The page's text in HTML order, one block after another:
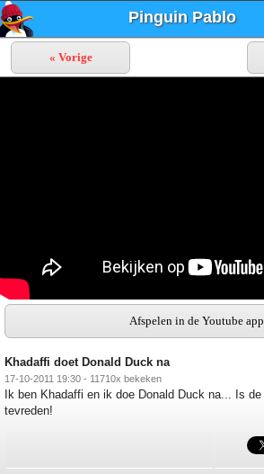
Pinguin Pablo
« Vorige
Afspelen in de Youtube
Khadaffi doet Donald Duck na
17-10-2011 19:30 - 11710x bekeken
Ik ben Khadaffi en ik doe Donald Duck na... Is
tevreden!